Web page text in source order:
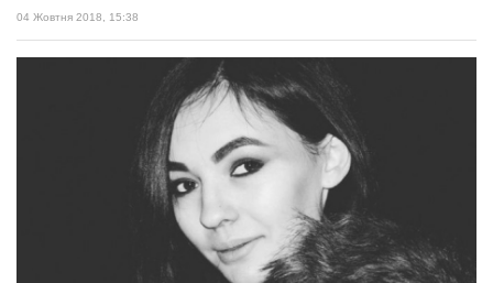
04 Жовтня 2018, 15:38